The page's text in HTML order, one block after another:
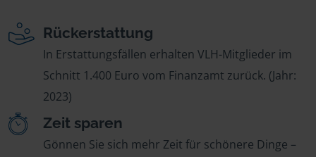
Rückerstattung
In Erstattungsfällen erhalten VLH-Mitglieder im
Schnitt 1.400 Euro vom Finanzamt zurück. (Jahr:
2023)
Zeit sparen
Gönnen Sie sich mehr Zeit für schönere Dinge –